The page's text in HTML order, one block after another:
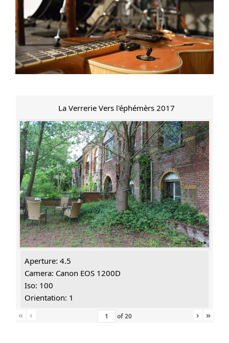
La Verrerie Vers l'éphémèrs 2017
Aperture: 4.5
Camera: Canon EOS 1200D
Iso: 100
Orientation: 1
«
‹ of20 › »